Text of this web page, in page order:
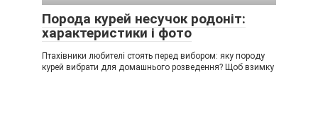
Порода курей несучок родоніт:
характеристики і фото
Птахівники любителі стоять перед вибором: яку породу
курей вибрати для домашнього розведення? Щоб взимку